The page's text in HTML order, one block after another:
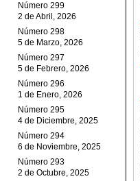
Número 299
2 de Abril, 2026
Número 298
5 de Marzo, 2026
Número 297
5 de Febrero, 2026
Número 296
1 de Enero, 2026
Número 295
4 de Diciembre, 2025
Número 294
6 de Noviembre, 2025
Número 293
2 de Octubre, 2025